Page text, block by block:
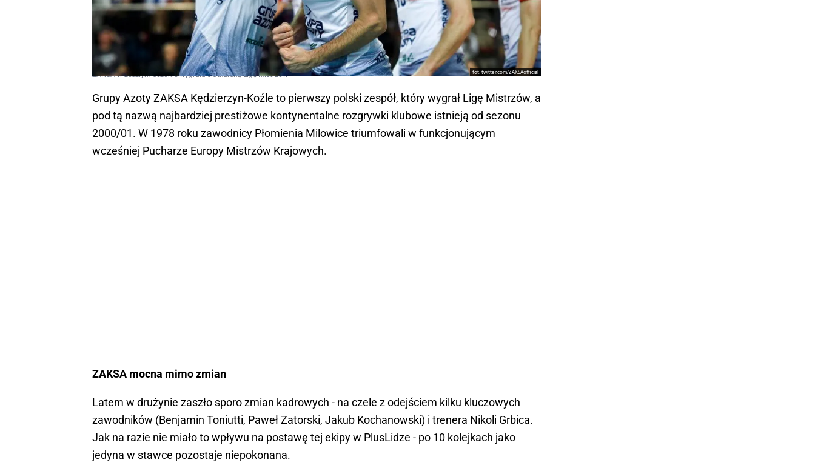
fot. twitter.com/ZAKSAofficial
ZAKSA w zeszłym sezonie wygrała siatkarską Ligę Mistrzów
Grupy Azoty ZAKSA Kędzierzyn-Koźle to pierwszy polski zespół, który wygrał Ligę Mistrzów, a
pod tą nazwą najbardziej prestiżowe kontynentalne rozgrywki klubowe istnieją od sezonu
2000/01. W 1978 roku zawodnicy Płomienia Milowice triumfowali w funkcjonującym
wcześniej Pucharze Europy Mistrzów Krajowych.
ZAKSA mocna mimo zmian
Latem w drużynie zaszło sporo zmian kadrowych - na czele z odejściem kilku kluczowych
zawodników (Benjamin Toniutti, Paweł Zatorski, Jakub Kochanowski) i trenera Nikoli Grbica.
Jak na razie nie miało to wpływu na postawę tej ekipy w PlusLidze - po 10 kolejkach jako
jedyna w stawce pozostaje niepokonana.